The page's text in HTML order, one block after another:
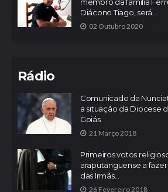
Diácono Tiago, será...
02 Outubro 2020
Rádio
Comunicado da
a situação da Diocese
Goiás
21 Março 2018
Primeiros votos
araputanguense a
das Irmãs...
26 Fevereiro 2018